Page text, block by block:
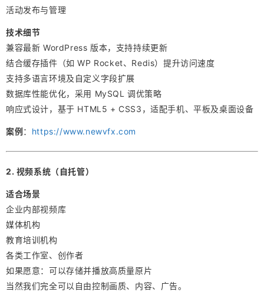
活动发布与管理
技术细节
兼容最新 WordPress 版本，支持持续更新
结合缓存插件（如 WP Rocket、Redis）提升访问速度
支持多语言环境及自定义字段扩展
数据库性能优化，采用 MySQL 调优策略
响应式设计，基于 HTML5 + CSS3，适配手机、平板及桌面设备
案例 ： https://www.newvfx.com
2. 视频系统（自托管）
适合场景
企业内部视频库
媒体机构
教育培训机构
各类工作室、创作者
如果愿意：可以存储并播放高质量原片
当然我们完全可以自由控制画质、内容、广告。